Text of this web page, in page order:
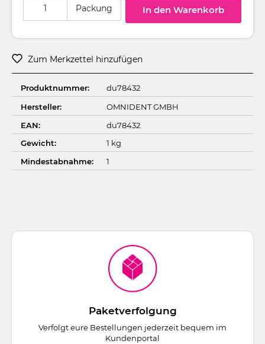
Packung In den Warenkorb
Zum Merkzettel hinzufügen
Produktnummer:
du78432
Hersteller:
OMNIDENT GMBH
EAN:
du78432
Gewicht:
1 kg
Mindestabnahme:
1
Paketverfolgung
Verfolgt eure Bestellungen jederzeit bequem im
Kundenportal